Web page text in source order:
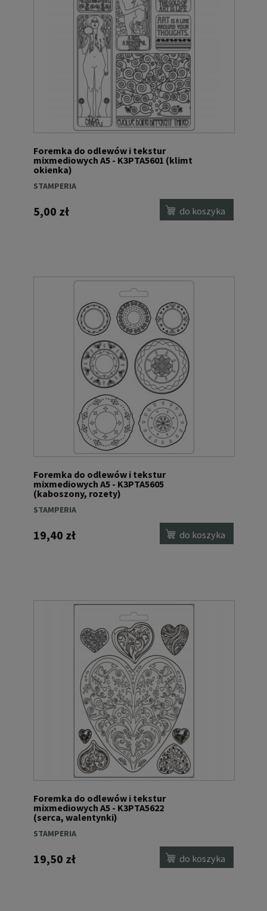
Foremka do odlewów i tekstur
mixmediowych A5 - K3PTA5601 (klimt
okienka)
STAMPERIA
5,00 zł do koszyka
Foremka do odlewów i tekstur
mixmediowych A5 - K3PTA5605
(kaboszony, rozety)
STAMPERIA
19,40 zł do koszyka
Foremka do odlewów i tekstur
mixmediowych A5 - K3PTA5622
(serca, walentynki)
STAMPERIA
19,50 zł do koszyka